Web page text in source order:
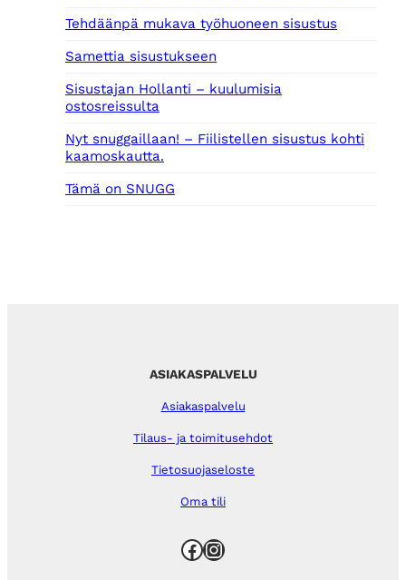
Tehdäänpä mukava työhuoneen sisustus
Samettia sisustukseen
Sisustajan Hollanti – kuulumisia
ostosreissulta
Nyt snuggaillaan! – Fiilistellen sisustus kohti
kaamoskautta.
Tämä on SNUGG
ASIAKASPALVELU
Asiakaspalvelu
Tilaus- ja toimitusehdot
Tietosuojaseloste
Oma tili
Facebook Instagram